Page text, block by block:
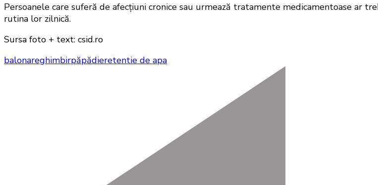
Persoanele care suferă de afecțiuni cronice sau urmează tratamente medicamentoase ar
rutina lor zilnică.
Sursa foto + text: csid.ro
balonareghimbirpăpădieretentie de apa